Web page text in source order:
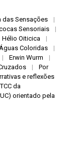
das Sensações
|
Sensoriais
|
Hélio Oiticica
|
Coloridas
|
| Erwin Wurm
|
|
Por
e reflexões
da
orientado pela